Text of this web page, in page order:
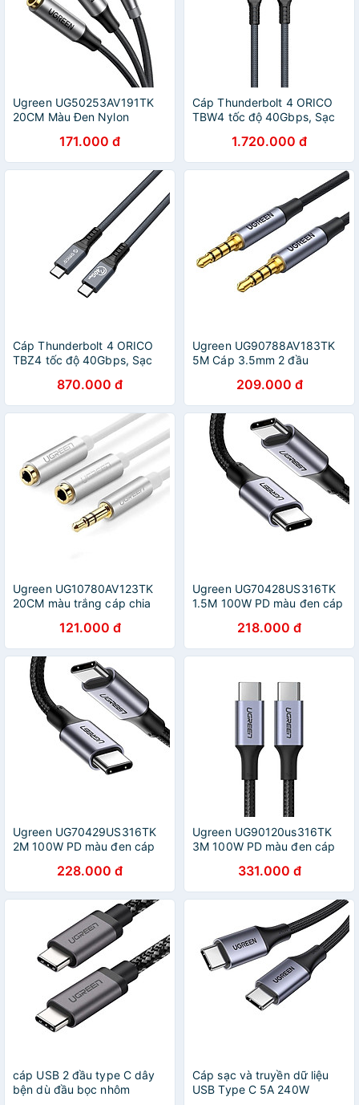
Ugreen UG50253AV191TK
20CM Màu Đen Nylon
đầu dương ra 2 đầu âm đầu
mạ vàng - HÀNG CHÍNH
HÃNG
171.000 đ
Cáp Thunderbolt 4 ORICO
TBW4 tốc độ 40Gbps, Sạc
Chính Hãng1.720.000 đ
Cáp Thunderbolt 4 ORICO
TBZ4 tốc độ 40Gbps, Sạc
Chính Hãng870.000 đ
Ugreen UG90788AV183TK
5M Cáp 3.5mm 2 đầu
24k dây dù Màu Đen -
HÀNG CHÍNH HÃNG
209.000 đ
Ugreen UG10780AV123TK
20CM màu trắng cáp chia
ra 2 đầu cái mạ vàng -
HÀNG CHÍNH HÃNG
121.000 đ
Ugreen UG70428US316TK
1.5M 100W PD màu đen cáp
dù đầu bọc nhôm - HÀNG
CHÍNH HÃNG
218.000 đ
Ugreen UG70429US316TK
2M 100W PD màu đen cáp
dù đầu bọc nhôm - HÀNG
CHÍNH HÃNG
228.000 đ
Ugreen UG90120us316TK
3M 100W PD màu đen cáp
dù đầu bọc nhôm - HÀNG
CHÍNH HÃNG
331.000 đ
cáp USB 2 đầu type C dây
bện dù đầu bọc nhôm
Cáp sạc và truyền dữ liệu
USB Type C 5A 240W